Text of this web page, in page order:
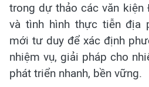
trong dự thảo các văn kiện
và tình hình thực tiễn địa
mới tư duy để xác định
nhiệm vụ, giải pháp cho
phát triển nhanh, bền vững.